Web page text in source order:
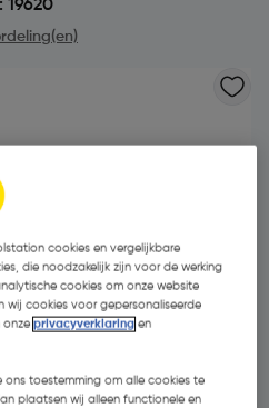
19620
cookies en vergelijkbare
die noodzakelijk zijn voor de werking
cookies om onze website
wij cookies voor gepersonaliseerde
onzeprivacyverklaring en
ons toestemming om alle cookies te
plaatsen wij alleen functionele en